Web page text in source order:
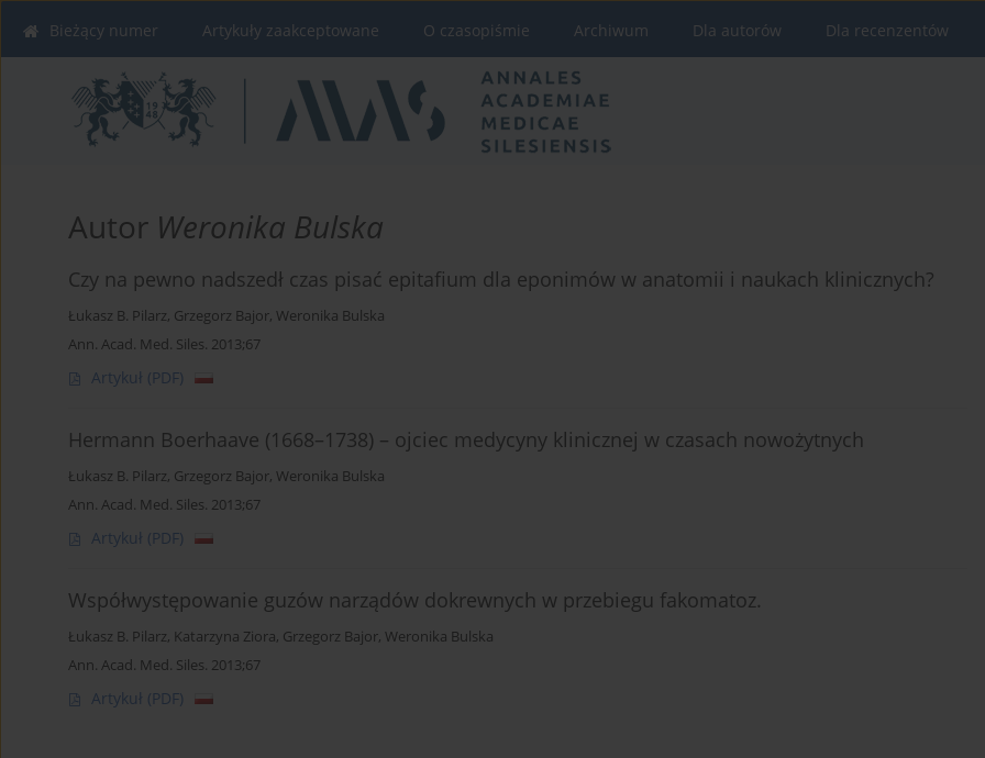
Bieżący numer Artykuły zaakceptowane O czasopiśmie Archiwum Dla autorów Dla recenzentów
Autor Weronika Bulska
Czy na pewno nadszedł czas pisać epitafium dla eponimów w anatomii i naukach klinicznych?
Łukasz B. Pilarz, Grzegorz Bajor, Weronika Bulska
Ann. Acad. Med. Siles. 2013;67
Artykuł (PDF)
Hermann Boerhaave (1668–1738) – ojciec medycyny klinicznej w czasach nowożytnych
Łukasz B. Pilarz, Grzegorz Bajor, Weronika Bulska
Ann. Acad. Med. Siles. 2013;67
Artykuł (PDF)
Współwystępowanie guzów narządów dokrewnych w przebiegu fakomatoz.
Łukasz B. Pilarz, Katarzyna Ziora, Grzegorz Bajor, Weronika Bulska
Ann. Acad. Med. Siles. 2013;67
Artykuł (PDF)